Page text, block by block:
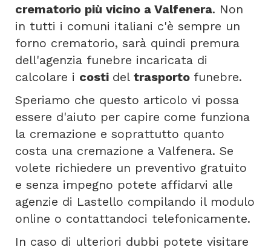
crematorio più vicino a Valfenera. Non
in tutti i comuni italiani c'è sempre un
forno crematorio, sarà quindi premura
dell'agenzia funebre incaricata di
calcolare i costi del trasporto funebre.
Speriamo che questo articolo vi possa
essere d'aiuto per capire come funziona
la cremazione e soprattutto quanto
costa una cremazione a Valfenera. Se
volete richiedere un preventivo gratuito
e senza impegno potete affidarvi alle
agenzie di Lastello compilando il modulo
online o contattandoci telefonicamente.
In caso di ulteriori dubbi potete visitare